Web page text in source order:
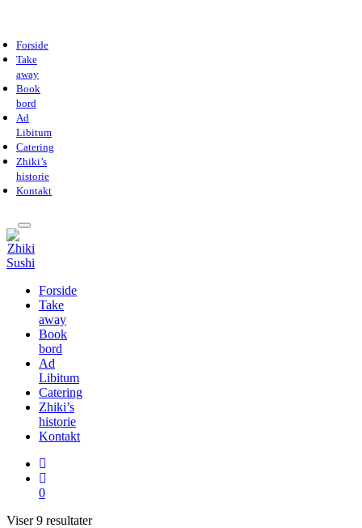
Forside
Take
away
Book
bord
Ad
Libitum
Catering
Zhiki’s
historie
Kontakt
Forside
Take
away
Book
bord
Ad
Libitum
Catering
Zhiki’s
historie
Kontakt
0
Viser 9 resultaterSorteret